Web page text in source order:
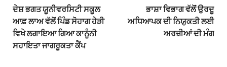
ਦੇਸ਼ ਭਗਤ ਯੂਨੀਵਰਸਿਟੀ ਸਕੂਲ
ਆਫ਼ ਲਾਅ ਵੱਲੋਂ ਪਿੰਡ ਸੋਹਾਗ ਹੇੜੀ
ਵਿਖੇ ਲਗਾਇਆ ਗਿਆ ਕਾਨੂੰਨੀ
ਸਹਾਇਤਾ ਜਾਗਰੂਕਤਾ ਕੈਂਪ
ਭਾਸ਼ਾ ਵਿਭਾਗ ਵੱਲੋਂ ਉਰਦੂ
ਅਧਿਆਪਕ ਦੀ ਨਿਯੁਕਤੀ ਲਈ
ਅਰਜ਼ੀਆਂ ਦੀ ਮੰਗ